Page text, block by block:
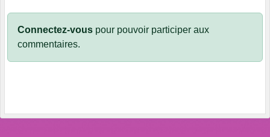
Connectez-vous pour pouvoir participer aux
commentaires.